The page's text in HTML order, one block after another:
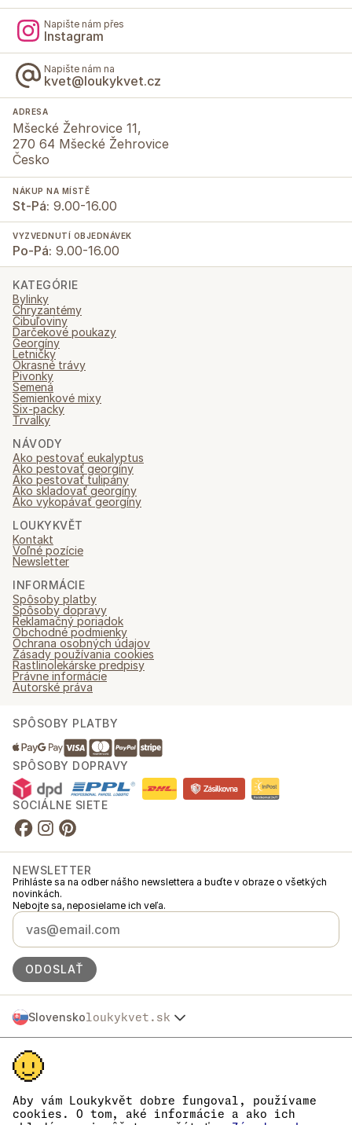
Aby vám Loukykvět dobre fungoval, používame
cookies. O tom, aké informácie a ako ich
Napište nám přes
Instagram
Napište nám na
kvet@loukykvet.cz
ADRESA
Mšecké Žehrovice 11,
270 64 Mšecké Žehrovice
Česko
NÁKUP NA MÍSTĚ
St-Pá: 9.00-16.00
VYZVEDNUTÍ OBJEDNÁVEK
Po-Pá: 9.00-16.00
KATEGÓRIE
Bylinky
Chryzantémy
Cibuľoviny
Darčekové poukazy
Georgíny
Letničky
Okrasné trávy
Pivonky
Semená
Semienkové mixy
Six-packy
Trvalky
NÁVODY
Ako pestovať eukalyptus
Ako pestovať georgíny
Ako pestovať tulipány
Ako skladovať georgíny
Ako vykopávať georgíny
LOUKYKVĚT
Kontakt
Voľné pozície
Newsletter
INFORMÁCIE
Spôsoby platby
Spôsoby dopravy
Reklamačný poriadok
Obchodné podmienky
Ochrana osobných údajov
Zásady používania cookies
Rastlinolekárske predpisy
Právne informácie
Autorské práva
SPÔSOBY PLATBY
SPÔSOBY DOPRAVY
SOCIÁLNE SIETE
NEWSLETTER
Prihláste sa na odber nášho newslettera a buďte v obraze o všetkých
novinkách.
Nebojte sa, neposielame ich veľa.
ODOSLAŤ
Slovenskoloukykvet.sk
Česko
Polska
Österreich
Deutschland
France
België
Spoločnosť Loukykvět s.r.o. je zapísaná v Obchodnom registri
Mestského súdu v Prahe, oddiel C, vložka 268616.
EKF00180493.
Pre vydávanie rastlinolekárskych pasov používame registračné číslo
0636.